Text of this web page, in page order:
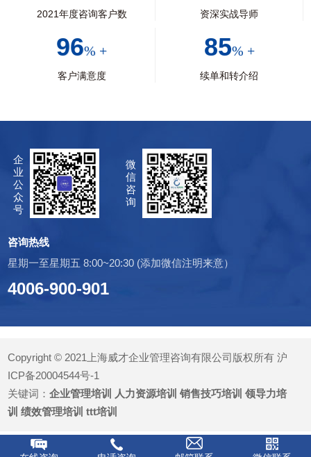
2021年度咨询客户数 资深实战导师
96% +
客户满意度
85% +
续单和转介绍
企
业
公
众
号
微
信
咨
询
咨询热线
星期一至星期五 8:00~20:30 (添加微信注明来意）
4006-900-901
Copyright © 2021上海威才企业管理咨询有限公司版权所有沪
ICP备20004544号-1
关键词：企业管理培训 人力资源培训 销售技巧培训 领导力培
训 绩效管理培训 ttt培训